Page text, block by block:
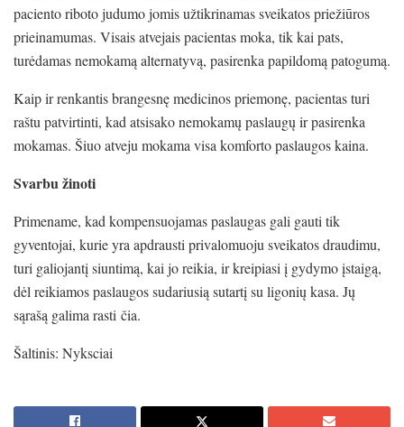
paciento riboto judumo jomis užtikrinamas sveikatos priežiūros
prieinamumas. Visais atvejais pacientas moka, tik kai pats,
turėdamas nemokamą alternatyvą, pasirenka papildomą patogumą.
Kaip ir renkantis brangesnę medicinos priemonę, pacientas turi
raštu patvirtinti, kad atsisako nemokamų paslaugų ir pasirenka
mokamas. Šiuo atveju mokama visa komforto paslaugos kaina.
Svarbu žinoti
Primename, kad kompensuojamas paslaugas gali gauti tik
gyventojai, kurie yra apdrausti privalomuoju sveikatos draudimu,
turi galiojantį siuntimą, kai jo reikia, ir kreipiasi į gydymo įstaigą,
dėl reikiamos paslaugos sudariusią sutartį su ligonių kasa. Jų
sąrašą galima rasti čia.
Šaltinis: Nyksciai